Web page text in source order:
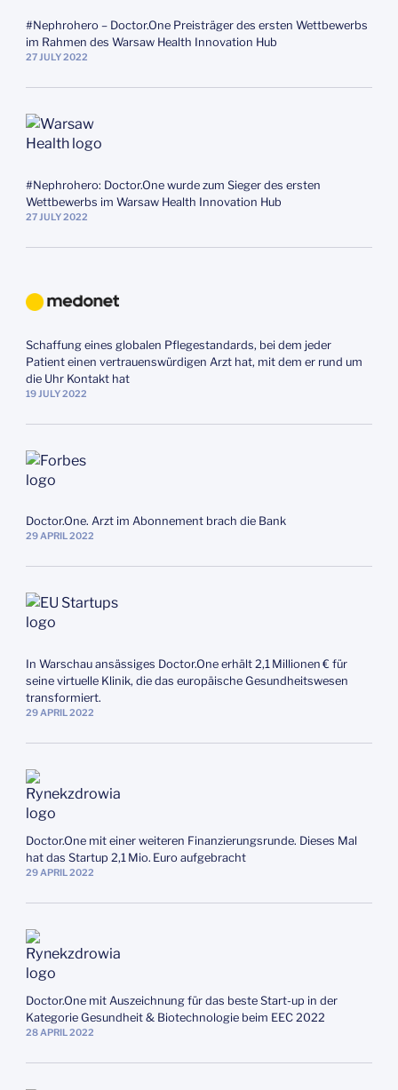
#Nephrohero – Doctor.One Preisträger des ersten Wettbewerbs
im Rahmen des Warsaw Health Innovation Hub
27JULY2022
#Nephrohero: Doctor.One wurde zum Sieger des ersten
Wettbewerbs im Warsaw Health Innovation Hub
27JULY2022
Schaffung eines globalen Pflegestandards, bei dem jeder
Patient einen vertrauenswürdigen Arzt hat, mit dem er rund um
die Uhr Kontakt hat
19JULY2022
Doctor.One. Arzt im Abonnement brach die Bank
29APRIL2022
In Warschau ansässiges Doctor.One erhält 2,1 Millionen € für
seine virtuelle Klinik, die das europäische Gesundheitswesen
transformiert.
29APRIL2022
Doctor.One mit einer weiteren Finanzierungsrunde. Dieses Mal
hat das Startup 2,1 Mio. Euro aufgebracht
29APRIL2022
Doctor.One mit Auszeichnung für das beste Start-up in der
Kategorie Gesundheit & Biotechnologie beim EEC 2022
28APRIL2022